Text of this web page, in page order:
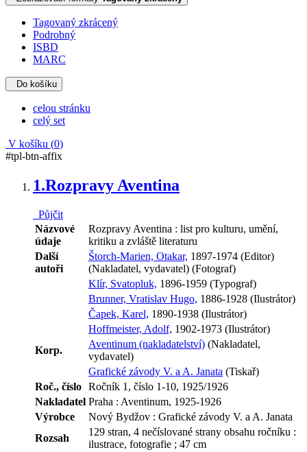
Tagovaný zkrácený
Podrobný
ISBD
MARC
Do košíku
celou stránku
celý set
V košíku (0)
#tpl-btn-affix
1.Rozpravy Aventina
Půjčit
Názvové
údaje
Rozpravy Aventina : list pro kulturu, umění,
kritiku a zvláště literaturu
Další
autoři
Štorch-Marien, Otakar, 1897-1974 (Editor)
(Nakladatel, vydavatel) (Fotograf)
Klír, Svatopluk, 1896-1959 (Typograf)
Brunner, Vratislav Hugo, 1886-1928 (Ilustrátor)
Čapek, Karel, 1890-1938 (Ilustrátor)
Hoffmeister, Adolf, 1902-1973 (Ilustrátor)
Korp.
Aventinum (nakladatelství) (Nakladatel,
vydavatel)
Grafické závody V. a A. Janata (Tiskař)
Roč., číslo Ročník 1, číslo 1-10, 1925/1926
Nakladatel Praha : Aventinum, 1925-1926
Výrobce
Nový Bydžov : Grafické závody V. a A. Janata
Rozsah
129 stran, 4 nečíslované strany obsahu ročníku :
ilustrace, fotografie ; 47 cm